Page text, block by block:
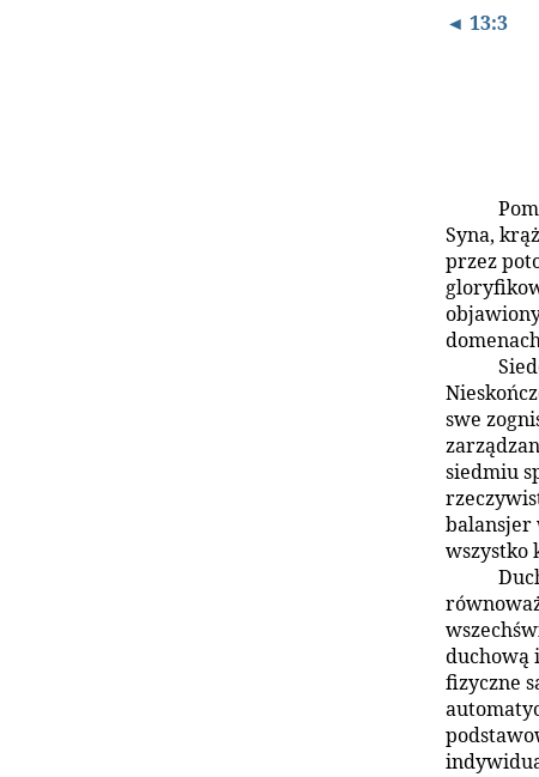
◄ 13:3
Syna,
przez
swe
siedmiu
balansjer
wszystko
duchową
fizyczne